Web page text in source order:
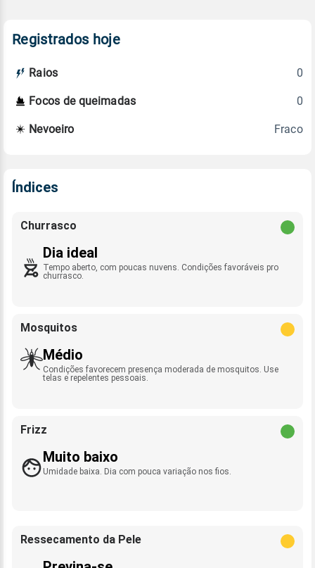
Registrados hoje
Raios 0
Focos de queimadas 0
Nevoeiro Fraco
Índices
Churrasco
Dia ideal
Tempo aberto, com poucas nuvens. Condições favoráveis pro
churrasco.
Mosquitos
Médio
Condições favorecem presença moderada de mosquitos. Use
telas e repelentes pessoais.
Frizz
Muito baixo
Umidade baixa. Dia com pouca variação nos fios.
Ressecamento da Pele